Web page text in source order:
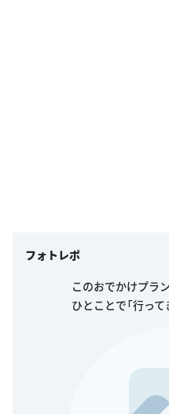
フォトレポ
このおでかけプラ
ひとことで「行って